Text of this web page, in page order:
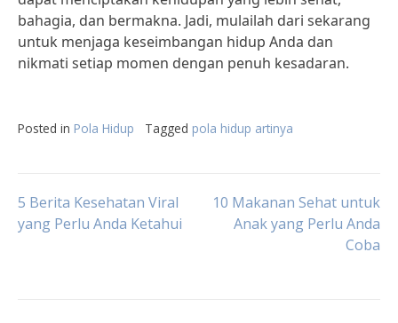
bahagia, dan bermakna. Jadi, mulailah dari sekarang
untuk menjaga keseimbangan hidup Anda dan
nikmati setiap momen dengan penuh kesadaran.
Posted in Pola Hidup Tagged pola hidup artinya
Post
5 Berita Kesehatan Viral
yang Perlu Anda Ketahui
10 Makanan Sehat untuk
Anak yang Perlu Anda
Coba